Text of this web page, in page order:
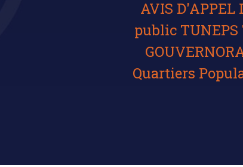
AVIS D'APPEL
public TUNEPS
Quartiers